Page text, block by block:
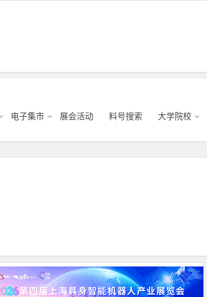
电子集市 展会活动 料号搜索 大学院校